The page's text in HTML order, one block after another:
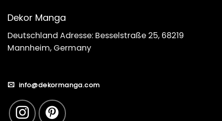
Dekor Manga
Deutschland Adresse: Besselstraße 25, 68219
Mannheim, Germany
info@dekormanga.com